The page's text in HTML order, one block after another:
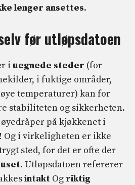
lenger ansettes.
før utløpsdatoen
i uegnede steder (for
i fuktige områder,
temperaturer) kan for
stabiliteten og sikkerheten.
på kjøkkenet i
Og i virkeligheten er ikke
sted, for det er ofte der
. Utløpsdatoen refererer
intakt Og riktig